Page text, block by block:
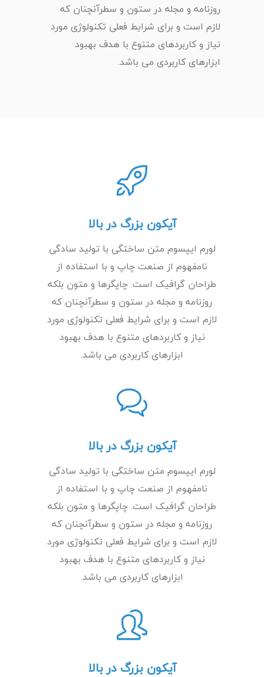
روزنامه و مجله در ستون و سطرآنچنان که
لازم است و برای شرایط فعلی تکنولوژی مورد
نیاز و کاربردهای متنوع با هدف بهبود
ابزارهای کاربردی می باشد.
آیکون بزرگ در بالا
لورم ایپسوم متن ساختگی با تولید سادگی
نامفهوم از صنعت چاپ و با استفاده از
طراحان گرافیک است. چاپگرها و متون بلکه
روزنامه و مجله در ستون و سطرآنچنان که
لازم است و برای شرایط فعلی تکنولوژی مورد
نیاز و کاربردهای متنوع با هدف بهبود
ابزارهای کاربردی می باشد.
آیکون بزرگ در بالا
لورم ایپسوم متن ساختگی با تولید سادگی
نامفهوم از صنعت چاپ و با استفاده از
طراحان گرافیک است. چاپگرها و متون بلکه
روزنامه و مجله در ستون و سطرآنچنان که
لازم است و برای شرایط فعلی تکنولوژی مورد
نیاز و کاربردهای متنوع با هدف بهبود
ابزارهای کاربردی می باشد.
آیکون بزرگ در بالا